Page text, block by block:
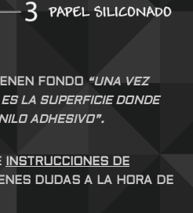
FONDO“UNA VEZ
LA SUPERFICIE DONDE
ADHESIVO”.
INSTRUCCIONES DE
DUDAS A LA HORA DE